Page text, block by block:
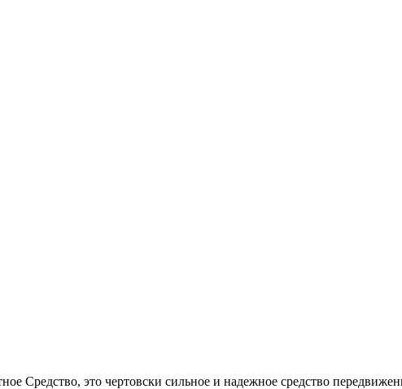
Средство, это чертовски сильное и надежное средство